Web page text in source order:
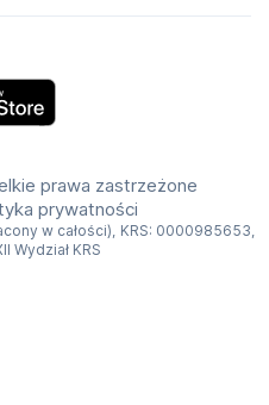
monitora do gier z
nowoczesną
Acer Predator
prawa zastrzeżone
prywatności
w całości), KRS: 0000985653,
Wydział KRS